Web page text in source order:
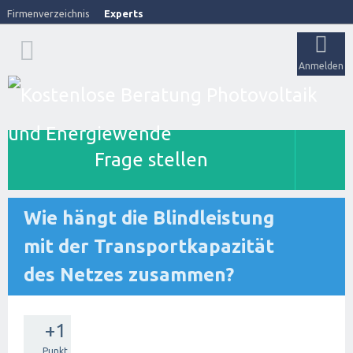
Firmenverzeichnis Experts
Anmelden
Frage stellen
Wie hängt die Blindleistung
mit der Transportkapazität
des Netzes zusammen?
+1